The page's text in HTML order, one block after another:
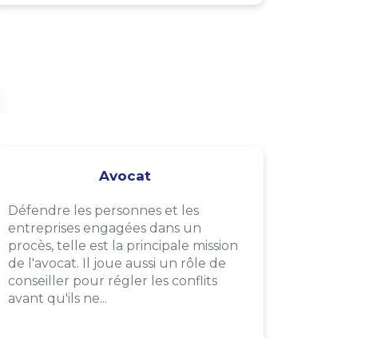
Avocat
Défendre les personnes et les
entreprises engagées dans un
procès, telle est la principale mission
de l'avocat. Il joue aussi un rôle de
conseiller pour régler les conflits
avant qu'ils ne...